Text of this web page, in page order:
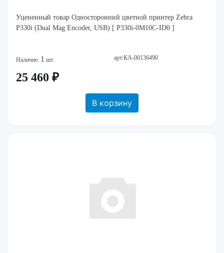
Уцененный товар Односторонний цветной принтер Zebra
P330i (Dual Mag Encoder, USB) [ P330i-0M10C-ID0 ]
Наличие: 1 шт. арт:КА-00136490
25 460 ₽
В корзину